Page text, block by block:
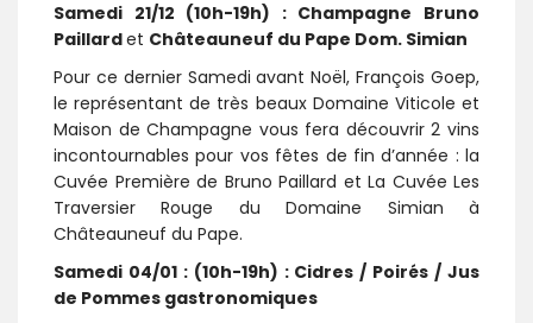
Samedi 21/12 (10h-19h) : Champagne Bruno
Paillardet Châteauneuf du Pape Dom. Simian
Pour ce dernier Samedi avant Noël, François Goep,
le représentant de très beaux Domaine Viticole et
Maison de Champagne vous fera découvrir 2 vins
incontournables pour vos fêtes de fin d’année : la
Cuvée Première de Bruno Paillard et La Cuvée Les
Traversier Rouge du Domaine Simian à
Châteauneuf du Pape.
Samedi 04/01 : (10h-19h) : Cidres / Poirés / Jus
de Pommes gastronomiques